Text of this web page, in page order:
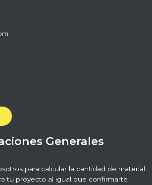
Generales
para calcular la cantidad de material
tu proyecto al igual que confirmarte